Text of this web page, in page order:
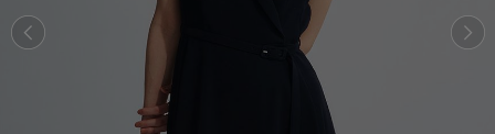
ACYM
アシーム